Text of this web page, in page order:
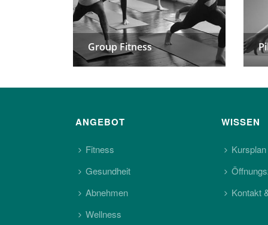
Group Fitness
Group Fitness
ANGEBOT
Fitness
Gesundheit
Abnehmen
Wellness
WISSEN
Kontakt